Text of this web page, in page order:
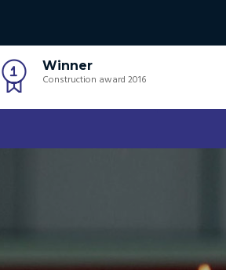
Winner
Construction award 2016